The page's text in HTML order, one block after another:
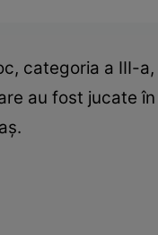
categoria a III-
au fost jucate